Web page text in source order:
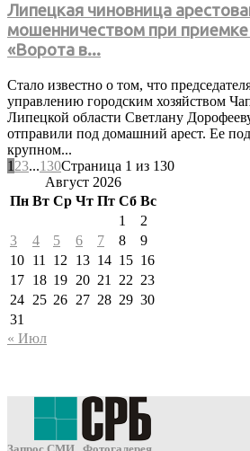
Липецкая чиновница
мошенничеством при
«Ворота в...
Стало известно о том, что
управлению городским хозяйством
Липецкой области Светлану
отправили под домашний арест. Ее
крупном...
1 23...130Страница 1 из 130
Август 2026
Пн Вт Ср Чт Пт Сб Вс
1
2
3
4 5 6 7 8
9
10 11 12 13 14 15 16
17 18 19 20 21 22 23
24 25 26 27 28 29 30
31
« Июл